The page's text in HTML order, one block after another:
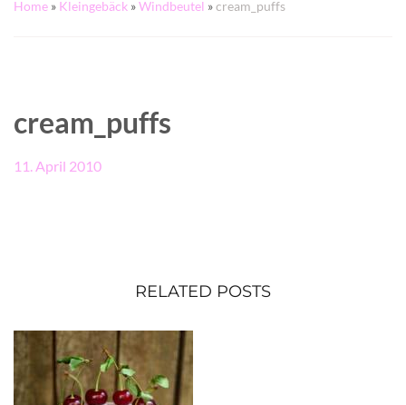
Home » Kleingebäck »Windbeutel »cream_puffs
cream_puffs
11. April 2010
RELATED POSTS